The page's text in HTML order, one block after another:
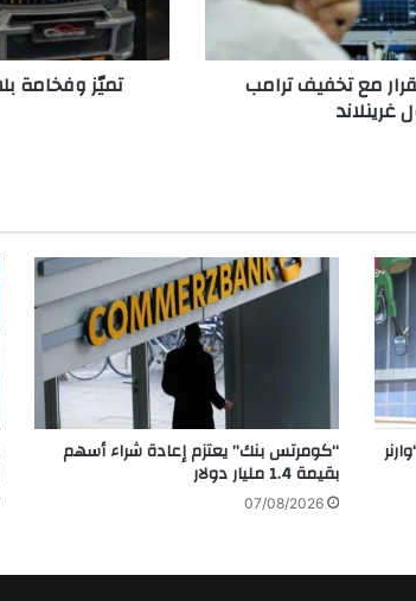
مع تخفيف ترامب
م
و
د
م
ع
أ
ح
د
ث
س
ي
K
“كومرتس بنك” يعتزم إعادة شراء أسهم
بقيمة 1.4 مليار دولار
07/08/2026